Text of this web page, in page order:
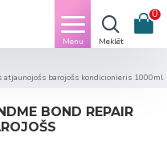
0
atjaunojošs barojošs kondicionieris 1000ml
BOND REPAIR